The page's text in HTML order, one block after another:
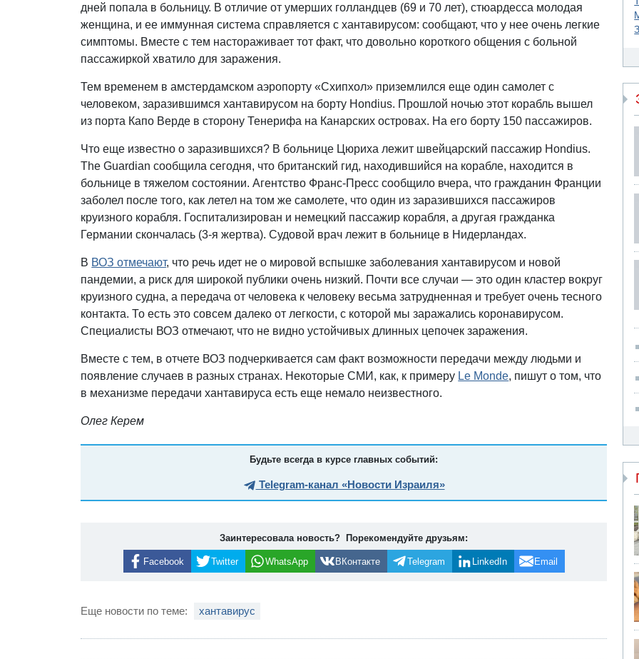
дней попала в больницу. В отличие от умерших голландцев (69 и 70 лет), стюардесса молодая
женщина, и ее иммунная система справляется с хантавирусом: сообщают, что у нее очень легкие
симптомы. Вместе с тем настораживает тот факт, что довольно короткого общения с больной
пассажиркой хватило для заражения.
Тем временем в амстердамском аэропорту «Схипхол» приземлился еще один самолет с
человеком, заразившимся хантавирусом на борту Hondius. Прошлой ночью этот корабль вышел
из порта Капо Верде в сторону Тенерифа на Канарских островах. На его борту 150 пассажиров.
Что еще известно о заразившихся? В больнице Цюриха лежит швейцарский пассажир Hondius.
The Guardian сообщила сегодня, что британский гид, находившийся на корабле, находится в
больнице в тяжелом состоянии. Агентство Франс-Пресс сообщило вчера, что гражданин Франции
заболел после того, как летел на том же самолете, что один из заразившихся пассажиров
круизного корабля. Госпитализирован и немецкий пассажир корабля, а другая гражданка
Германии скончалась (3-я жертва). Судовой врач лежит в больнице в Нидерландах.
В ВОЗ отмечают, что речь идет не о мировой вспышке заболевания хантавирусом и новой
пандемии, а риск для широкой публики очень низкий. Почти все случаи — это один кластер вокруг
круизного судна, а передача от человека к человеку весьма затрудненная и требует очень тесного
контакта. То есть это совсем далеко от легкости, с которой мы заражались коронавирусом.
Специалисты ВОЗ отмечают, что не видно устойчивых длинных цепочек заражения.
Вместе с тем, в отчете ВОЗ подчеркивается сам факт возможности передачи между людьми и
появление случаев в разных странах. Некоторые СМИ, как, к примеру Le Monde, пишут о том, что
в механизме передачи хантавируса есть еще немало неизвестного.
Олег Керем
Будьте всегда в курсе главных событий:
Telegram-канал «Новости Израиля»
Заинтересовала новость? Порекомендуйте друзьям:
Facebook Twitter WhatsApp ВКонтакте Telegram LinkedIn Email
Еще новости по теме: хантавирус